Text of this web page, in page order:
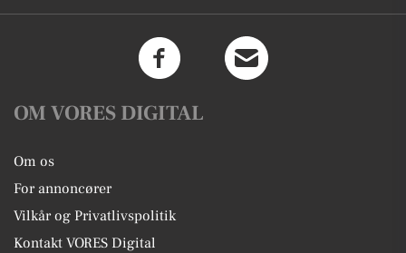
OM VORES DIGITAL
Om os
For annoncører
Vilkår og Privatlivspolitik
Kontakt VORES Digital